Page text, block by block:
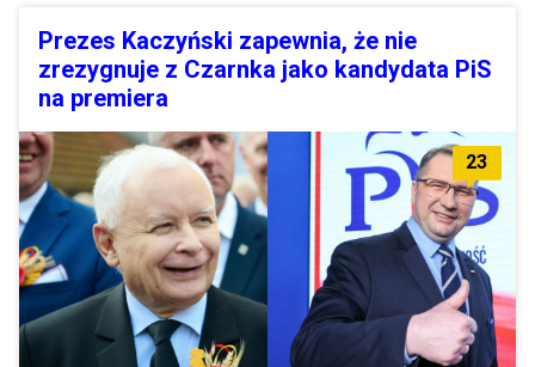
Prezes Kaczyński zapewnia, że nie
zrezygnuje z Czarnka jako kandydata PiS
na premiera
23